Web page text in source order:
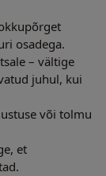
osadega.
– vältige
juhul, kui
või tolmu
et